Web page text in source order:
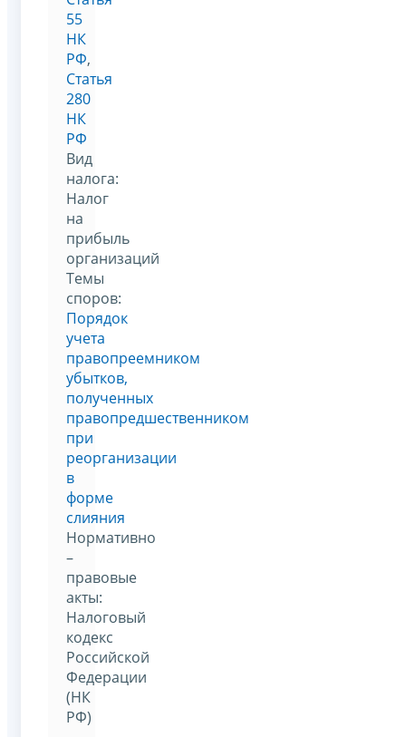
55
НК
РФ,
Статья
280
НК
РФ
Вид
налога:
Налог
на
прибыль
организаций
Темы
споров:
Порядок
учета
правопреемником
убытков,
полученных
правопредшественником
при
реорганизации
в
форме
слияния
Нормативно
–
правовые
акты:
Налоговый
кодекс
Российской
Федерации
(НК
РФ)